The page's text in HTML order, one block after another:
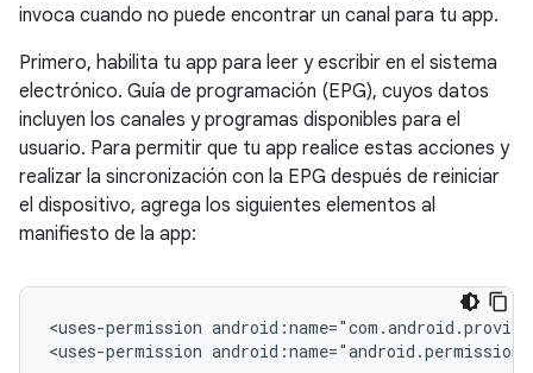
invoca cuando no puede encontrar un canal para tu app.
Primero, habilita tu app para leer y escribir en el sistema
electrónico. Guía de programación (EPG), cuyos datos
incluyen los canales y programas disponibles para el
usuario. Para permitir que tu app realice estas acciones y
realizar la sincronización con la EPG después de reiniciar
el dispositivo, agrega los siguientes elementos al
manifiesto de la app:
<uses-permission
<uses-permission